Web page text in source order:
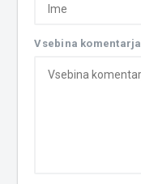
Vsebina komentarja